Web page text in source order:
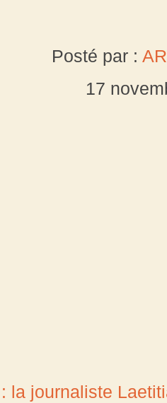
Posté par :
17
la journaliste